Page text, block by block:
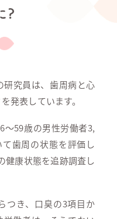
?
研究員は、歯周病と心
発表しています。
～59歳の男性労働者3,
歯周の状態を評価し
健康状態を追跡調査し
つき、口臭の3項目か